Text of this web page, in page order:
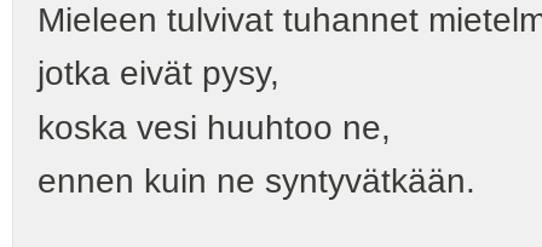
Mieleen tulvivat tuhannet
jotka eivät pysy,
koska vesi huuhtoo ne,
ennen kuin ne syntyvätkään.